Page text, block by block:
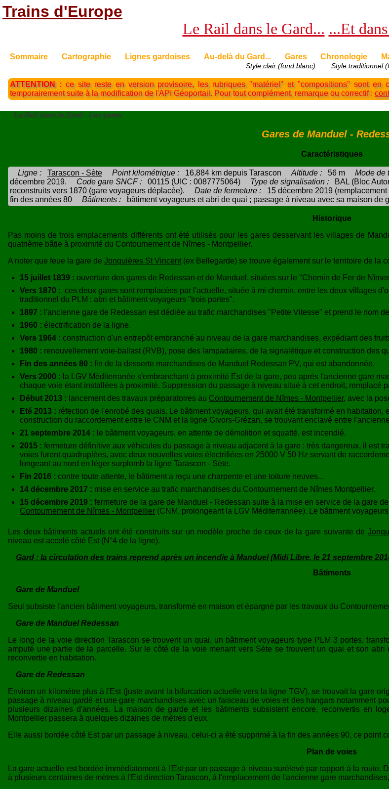
Trains d'Europe
Le Rail dans le Gard... ...Et
Sommaire Cartographie Lignes gardoises Au-delà du Gard... Gares Chronologie
Style clair (fond blanc) Style traditionnel
ATTENTION :ce site reste en version provisoire, les rubriques "matériel" et "compositions" sont
temporairement suite à la modification de l'API Géoportail. Pour tout complément, remarque ou correctif :
Le Rail dans le Gard- Les gares
Gares de Manduel -
Caractéristiques
Ligne : Tarascon - Sète Point kilométrique : 16,884 km depuis Tarascon Altitude : 56 m Mode de
décembre 2019.
Code gare SNCF : 00115 (UIC : 0087775064) Type de signalisation : BAL (Bloc
reconstruits vers 1870 (gare voyageurs déplacée).
Date de fermeture : 15 décembre 2019
fin des années 80
Bâtiments : bâtiment voyageurs et abri de quai ; passage à niveau avec sa maison de
Historique
Pas moins de trois emplacements différents ont été utilisés pour les gares desservant les villages de
quatrième bâtie à proximité du Contournement de Nîmes - Montpellier.
A noter que feue la gare de Jonquières St Vincent (ex Bellegarde) se trouve également sur le territoire de la
15 juillet 1839 : ouverture des gares de Redessan et de Manduel, situées sur le "Chemin de Fer de
Vers 1870 : ces deux gares sont remplacées par l'actuelle, située à mi chemin, entre les deux villages
traditionnel du PLM : abri et bâtiment voyageurs "trois portes".
1897 : l'ancienne gare de Redessan est dédiée au trafic marchandises "Petite Vitesse" et prend le nom
1960 : électrification de la ligne.
Vers 1964 : construction d'un entrepôt embranché au niveau de la gare marchandises, expédiant des
1980 : renouvellement voie-ballast (RVB), pose des lampadaires, de la signalétique et construction des
Fin des années 80 : fin de la desserte marchandises de Manduel Redessan PV, qui est abandonnée.
Vers 2000 : la LGV Méditerranée s'embranchant à proximité Est de la gare, peu après l'ancienne gare
chaque voie étant installées à proximité. Suppression du passage à niveau situé à cet endroit, remplacé
Début 2013 : lancement des travaux préparatoires au Contournement de Nîmes - Montpellier, avec la
Eté 2013 : réfection de l'enrobé des quais. Le bâtiment voyageurs, qui avait été transformé en
construction du raccordement entre le CNM et la ligne Givors-Grézan, se trouvant enclavé entre
21 septembre 2014 : le bâtiment voyageurs, en attente de démolition et squatté, est incendié.
2015 : fermeture définitive aux véhicules du passage à niveau adjacent à la gare : très dangereux, il est
voies furent quadruplées, avec deux nouvelles voies électrifiées en 25000 V 50 Hz servant de
longeant au nord en léger surplomb la ligne Tarascon - Sète.
Fin 2016 : contre toute attente, le bâtiment a reçu une charpente et une toiture neuves...
14 décembre 2017 : mise en service au trafic marchandises du Contournement de Nîmes Montpellier.
15 décembre 2019 : fermeture de la gare de Manduel - Redessan suite à la mise en service de la gare de
Contournement de Nîmes - Montpellier (CNM, prolongeant la LGV Méditerrannée). Le bâtiment
Les deux bâtiments actuels ont été construits sur un modèle proche de ceux de la gare suivante de
niveau est accolé côté Est (N°4 de la ligne).
Gard : la circulation des trains reprend après un incendie à Manduel (Midi Libre, le 21 septembre
Bâtiments
Gare de Manduel
Seul subsiste l'ancien bâtiment voyageurs, transformé en maison et épargné par les travaux du
Gare de Manduel Redessan
Le long de la voie direction Tarascon se trouvent un quai, un bâtiment voyageurs type PLM 3 portes,
amputé une partie de la parcelle. Sur le côté de la voie menant vers Sète se trouvent un quai et son
reconvertie en habitation.
Gare de Redessan
Environ un kilomètre plus à l'Est (juste avant la bifurcation actuelle vers la ligne TGV), se trouvait la gare
passage à niveau gardé et une gare marchandises avec un faisceau de voies et des hangars notamment
plusieurs dizaines d'années. La maison de garde et les bâtiments subsistent encore, reconvertis en
Montpellier passera à quelques dizaines de mètres d'eux.
Elle aussi bordée côté Est par un passage à niveau, celui-ci a été supprimé à la fin des années 90, ce point
Plan de voies
La gare actuelle est bordée immédiatement à l'Est par un passage à niveau surélevé par rapport à la
à plusieurs centaines de mètres à l'Est direction Tarascon, à l'emplacement de l'ancienne gare